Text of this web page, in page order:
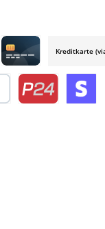
Credit card by mollie
Kreditkarte